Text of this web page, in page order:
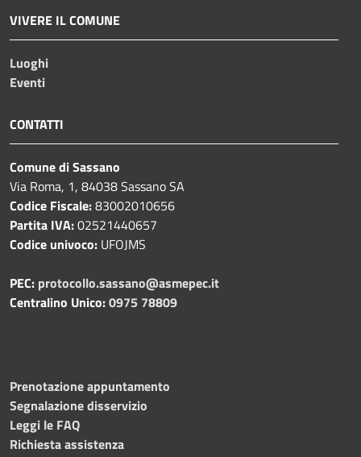
VIVERE IL COMUNE
Luoghi
Eventi
CONTATTI
Comune di Sassano
Via Roma, 1, 84038 Sassano SA
Codice Fiscale:83002010656
Partita IVA:02521440657
Codice univoco: UFOJMS
PEC: protocollo.sassano@asmepec.it
Centralino Unico:0975 78809
Prenotazione appuntamento
Segnalazione disservizio
Leggi le FAQ
Richiesta assistenza